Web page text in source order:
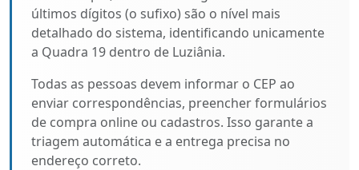
últimos dígitos (o sufixo) são o nível mais
detalhado do sistema, identificando unicamente
a Quadra 19 dentro de Luziânia.
Todas as pessoas devem informar o CEP ao
enviar correspondências, preencher formulários
de compra online ou cadastros. Isso garante a
triagem automática e a entrega precisa no
endereço correto.